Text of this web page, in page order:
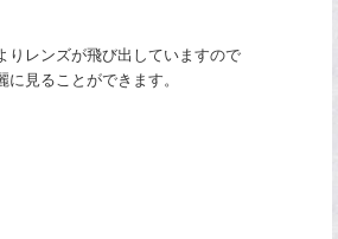
りレンズが飛び出していますので
見ることができます。